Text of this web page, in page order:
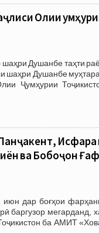
Олии
Душанбе таҳти
шаҳри Душанбе
Ҷумҳурии
Исфара
ва Бобоҷон
дар боғҳои
баргузор
ба АМИТ